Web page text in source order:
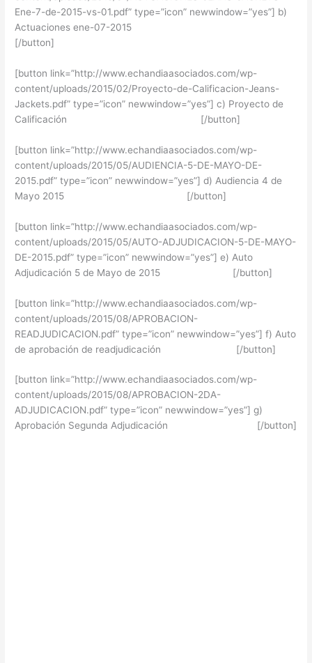
Ene-7-de-2015-vs-01.pdf” type=”icon” newwindow=”yes”] b)
Actuaciones ene-07-2015
[/button]
[button link=”http://www.echandiaasociados.com/wp-
content/uploads/2015/02/Proyecto-de-Calificacion-Jeans-
Jackets.pdf” type=”icon” newwindow=”yes”] c) Proyecto de
Calificación [/button]
[button link=”http://www.echandiaasociados.com/wp-
content/uploads/2015/05/AUDIENCIA-5-DE-MAYO-DE-
2015.pdf” type=”icon” newwindow=”yes”] d) Audiencia 4 de
Mayo 2015 [/button]
[button link=”http://www.echandiaasociados.com/wp-
content/uploads/2015/05/AUTO-ADJUDICACION-5-DE-MAYO-
DE-2015.pdf” type=”icon” newwindow=”yes”] e) Auto
Adjudicación 5 de Mayo de 2015 [/button]
[button link=”http://www.echandiaasociados.com/wp-
content/uploads/2015/08/APROBACION-
READJUDICACION.pdf” type=”icon” newwindow=”yes”] f) Auto
de aprobación de readjudicación [/button]
[button link=”http://www.echandiaasociados.com/wp-
content/uploads/2015/08/APROBACION-2DA-
ADJUDICACION.pdf” type=”icon” newwindow=”yes”] g)
Aprobación Segunda Adjudicación [/button]